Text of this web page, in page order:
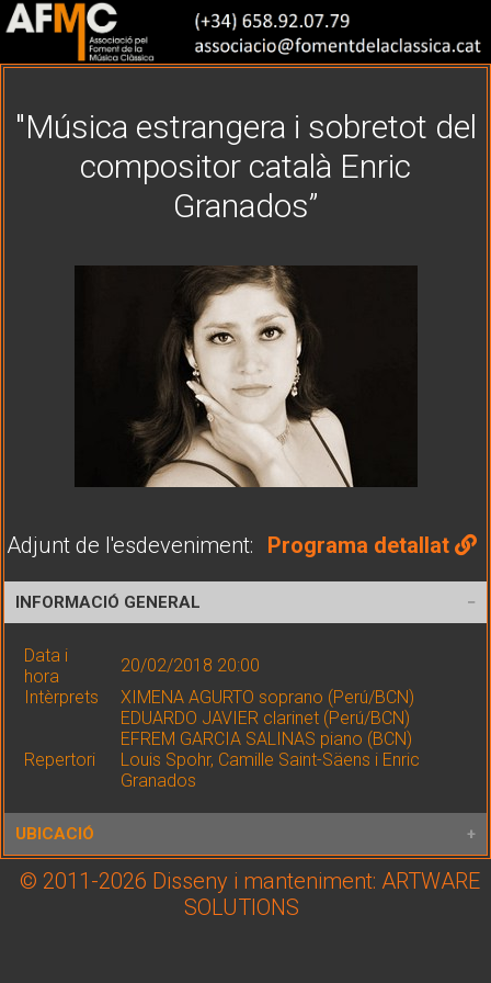
"Música estrangera i sobretot del
compositor català Enric
Granados”
Adjunt de l'esdeveniment: Programa detallat
INFORMACIÓ GENERAL
Data i
hora
20/02/2018 20:00
Intèrprets
XIMENA AGURTO soprano (Perú/BCN)
EDUARDO JAVIER clarinet (Perú/BCN)
EFREM GARCIA SALINAS piano (BCN)
Repertori
Louis Spohr, Camille Saint-Säens i Enric
Granados
UBICACIÓ
Reial Acadèmia Catalana de Belles Arts de Sant
Saló d'actes
© 2011-2026 Disseny i manteniment: ARTWARE
SOLUTIONS